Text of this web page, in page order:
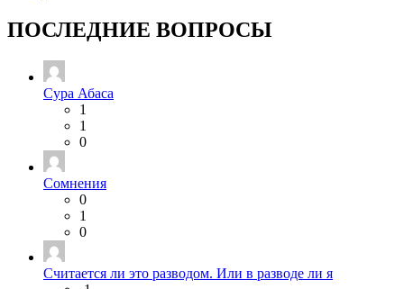
ПОСЛЕДНИЕ ВОПРОСЫ
Сура Абаса
1
1
0
Сомнения
0
1
0
Считается ли это разводом. Или в разводе ли я